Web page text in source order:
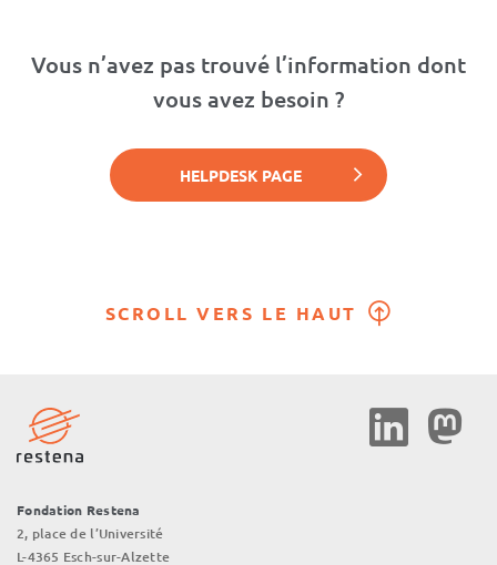
Vous n’avez pas trouvé l’information dont
vous avez besoin ?
HELPDESK PAGE
SCROLL VERS LE HAUT
Fondation Restena
2, place de l’Université
L-4365 Esch-sur-Alzette
Social
Media